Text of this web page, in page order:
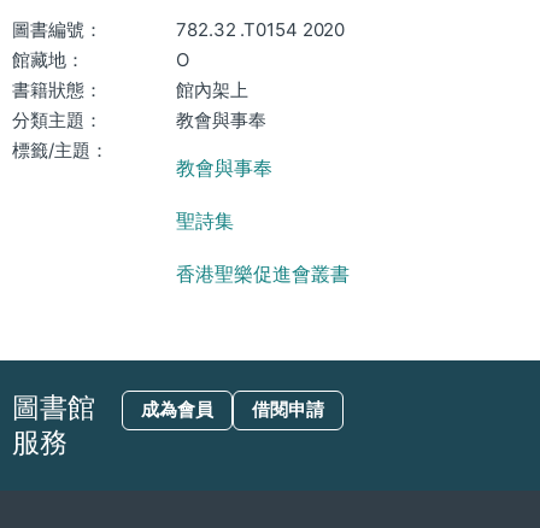
圖書編號：
782.32 .T0154 2020
館藏地：
O
書籍狀態：
館內架上
分類主題：
教會與事奉
標籤/主題：
教會與事奉
聖詩集
香港聖樂促進會叢書
圖書館
服務
成為會員 借閱申請